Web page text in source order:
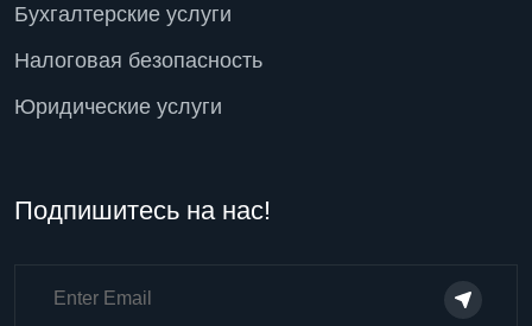
Бухгалтерские услуги
Налоговая безопасность
Юридические услуги
Подпишитесь на нас!